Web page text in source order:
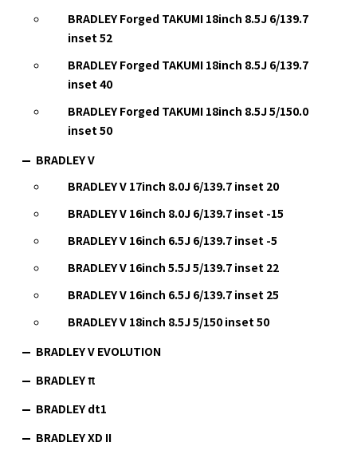
BRADLEY Forged TAKUMI 18inch 8.5J 6/139.7
inset 52
BRADLEY Forged TAKUMI 18inch 8.5J 6/139.7
inset 40
BRADLEY Forged TAKUMI 18inch 8.5J 5/150.0
inset 50
BRADLEY V
BRADLEY V 17inch 8.0J 6/139.7 inset 20
BRADLEY V 16inch 8.0J 6/139.7 inset -15
BRADLEY V 16inch 6.5J 6/139.7 inset -5
BRADLEY V 16inch 5.5J 5/139.7 inset 22
BRADLEY V 16inch 6.5J 6/139.7 inset 25
BRADLEY V 18inch 8.5J 5/150 inset 50
BRADLEY V EVOLUTION
BRADLEY π
BRADLEY dt1
BRADLEY XD II